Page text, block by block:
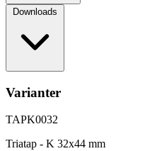
Downloads
Varianter
TAPK0032
Triatap - K 32x44 mm